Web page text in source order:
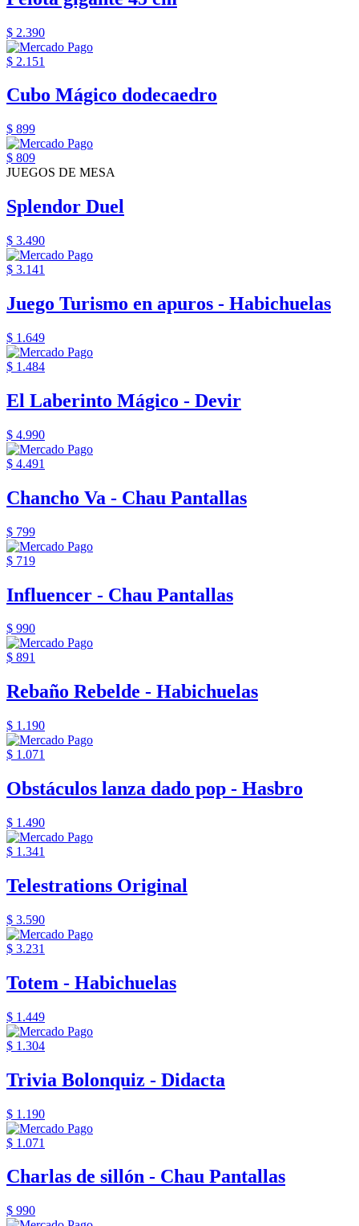
$ 2.390
$ 2.151
Cubo Mágico dodecaedro
$ 899
$ 809
JUEGOS DE MESA
Splendor Duel
$ 3.490
$ 3.141
Juego Turismo en apuros - Habichuelas
$ 1.649
$ 1.484
El Laberinto Mágico - Devir
$ 4.990
$ 4.491
Chancho Va - Chau Pantallas
$ 799
$ 719
Influencer - Chau Pantallas
$ 990
$ 891
Rebaño Rebelde - Habichuelas
$ 1.190
$ 1.071
Obstáculos lanza dado pop - Hasbro
$ 1.490
$ 1.341
Telestrations Original
$ 3.590
$ 3.231
Totem - Habichuelas
$ 1.449
$ 1.304
Trivia Bolonquiz - Didacta
$ 1.190
$ 1.071
Charlas de sillón - Chau Pantallas
$ 990